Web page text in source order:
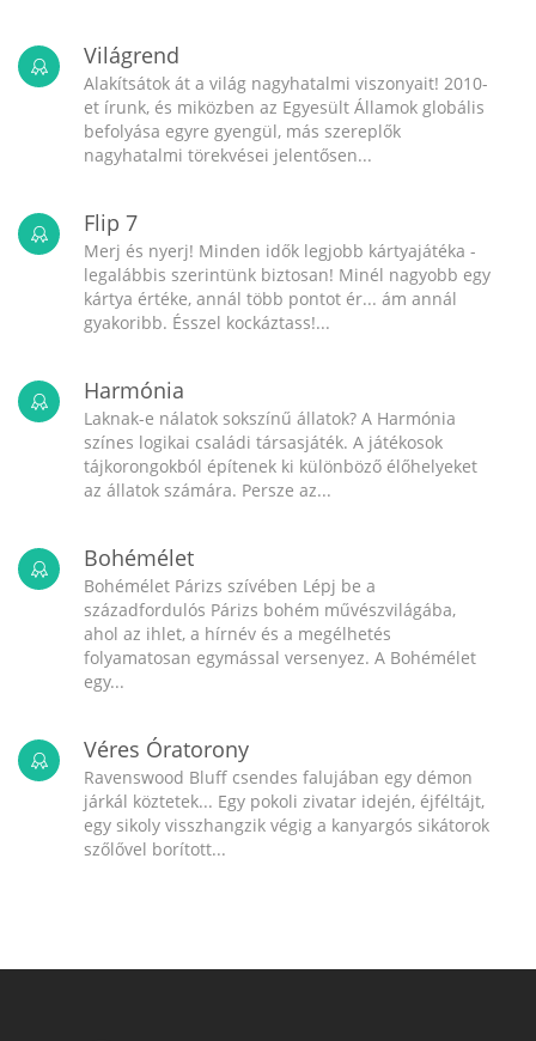
Világrend
Alakítsátok át a világ nagyhatalmi viszonyait! 2010-
et írunk, és miközben az Egyesült Államok globális
befolyása egyre gyengül, más szereplők
nagyhatalmi törekvései jelentősen...
Flip 7
Merj és nyerj! Minden idők legjobb kártyajátéka -
legalábbis szerintünk biztosan! Minél nagyobb egy
kártya értéke, annál több pontot ér... ám annál
gyakoribb. Ésszel kockáztass!...
Harmónia
Laknak-e nálatok sokszínű állatok? A Harmónia
színes logikai családi társasjáték. A játékosok
tájkorongokból építenek ki különböző élőhelyeket
az állatok számára. Persze az...
Bohémélet
Bohémélet Párizs szívében Lépj be a
századfordulós Párizs bohém művészvilágába,
ahol az ihlet, a hírnév és a megélhetés
folyamatosan egymással versenyez. A Bohémélet
egy...
Véres Óratorony
Ravenswood Bluff csendes falujában egy démon
járkál köztetek... Egy pokoli zivatar idején, éjféltájt,
egy sikoly visszhangzik végig a kanyargós sikátorok
szőlővel borított...